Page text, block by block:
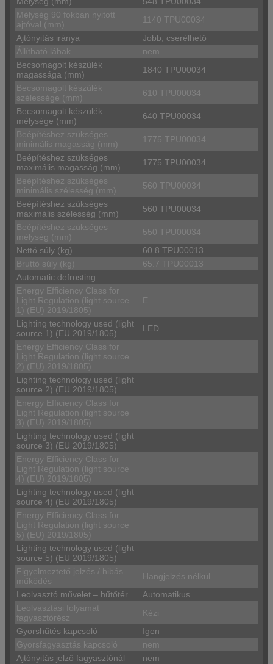
Mélység 90 fokban nyitott
ajtóval (mm)
1140 TPU00034
Ajtónyitás iránya
Jobb, cserélhető
Állítható lábak
nem
Becsomagolt készülék
magassága (mm)
1840 TPU00034
Becsomagolt készülék
szélessége (mm)
610 TPU00034
Becsomagolt készülék
mélysége (mm)
640 TPU00034
Beépítéshez szükséges
minimális magasság (mm)
1775 TPU00034
Beépítéshez szükséges
maximális magasság (mm)
1775 TPU00034
Beépítéshez szükséges
minimális szélesség (mm)
560 TPU00034
Beépítéshez szükséges
maximális szélesség (mm)
560 TPU00034
Beépítéshez szükséges
mélység (mm)
550 TPU00034
Nettó súly (kg)
60.8 TPU00013
Bruttó súly (kg)
65.7 TPU00013
Automatic defrosting
Energy Efficiency Class for
Light Regulation (light source
1) (EU) 2019/1805)
E
Lighting technology used (light
source 1) (EU 2019/1805)
LED
Energy Efficiency Class for
Light Regulation (light source
2) (EU) 2019/1805)
Lighting technology used (light
source 2) (EU 2019/1805)
Energy Efficiency Class for
Light Regulation (light source
3) (EU) 2019/1805)
Lighting technology used (light
source 3) (EU 2019/1805)
Energy Efficiency Class for
Light Regulation (light source
4) (EU) 2019/1805)
Lighting technology used (light
source 4) (EU 2019/1805)
Energy Efficiency Class for
Light Regulation (light source
5) (EU) 2019/1805)
Lighting technology used (light
source 5) (EU 2019/1805)
Figyelmeztető jelzés / hibás
működés
Hangjelzés nélkül
Leolvasztó művelet – hűtőtér
Automatikus
Leolvasztási folyamat
fagyasztórész
Kézi
Gyorshűtés kapcsoló
Igen
Gyorsfagyasztás kapcsoló
nem
Ajtónyitás jelző fagyasztónál
nem